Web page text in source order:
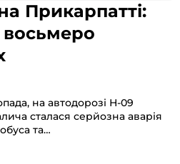
Прикарпатті:
восьмеро
на автодорозі Н-09
сталася серйозна аварія
та…